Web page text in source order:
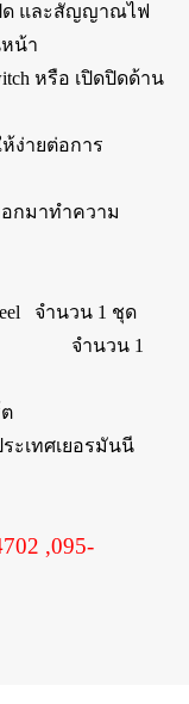
ด และสัญญาณไฟ
น้า
หรือ เปิดปิดด้าน
ห้ง่ายต่อการ
กมาทำความ
จำนวน 1 ชุด
จำนวน 1
ะเทศเยอรมันนี
,095-